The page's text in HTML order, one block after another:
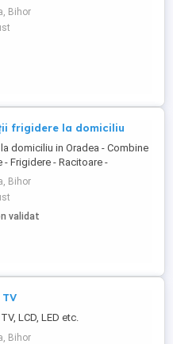
de
electrice,diferite
de
Bihor
frigidere la domiciliu
domiciliu in Oradea - Combine
Frigidere - Racitoare -
- Incărcări completări cu
de componente defecte:
Termostate, Filtre
infundate etc. - Deplasare
Bihor
validat
LCD, LED etc.
Bihor